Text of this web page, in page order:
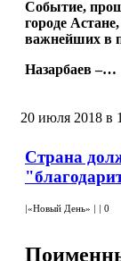
Событие,
городе
важнейших в
Назарбаев –…
20 июля 2018 в
Страна
«Новый День» 0